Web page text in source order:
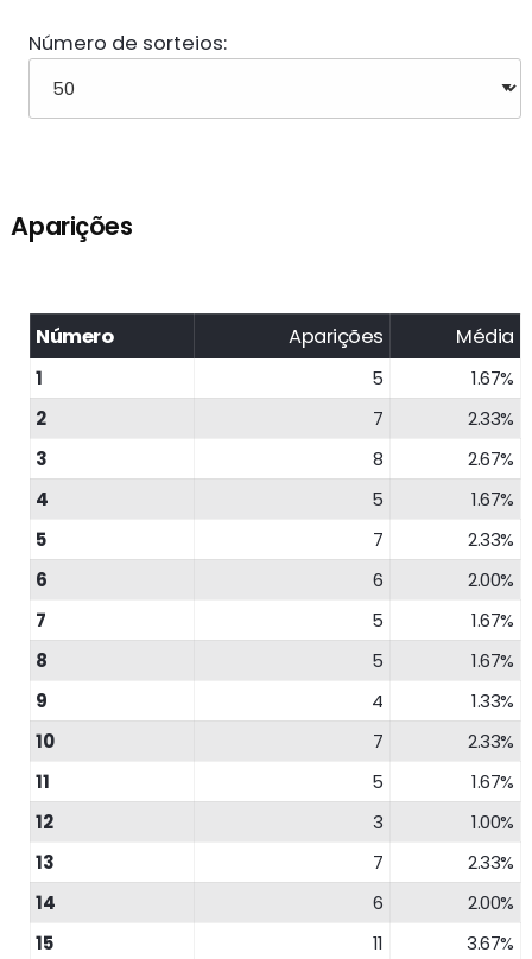
Número de sorteios:
Aparições
Número Aparições Média
1 5
1.67%
2
7
2.33%
3
8
2.67%
4
5
1.67%
5
7
2.33%
6
6
2.00%
7
5
1.67%
8
5
1.67%
9
4
1.33%
10
7
2.33%
11
5
1.67%
12
3
1.00%
13
7
2.33%
14
6
2.00%
15
11
3.67%